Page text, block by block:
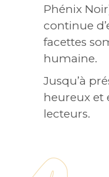
Phénix
continue
facettes
humaine.
Jusqu’à
heureux et
lecteurs.